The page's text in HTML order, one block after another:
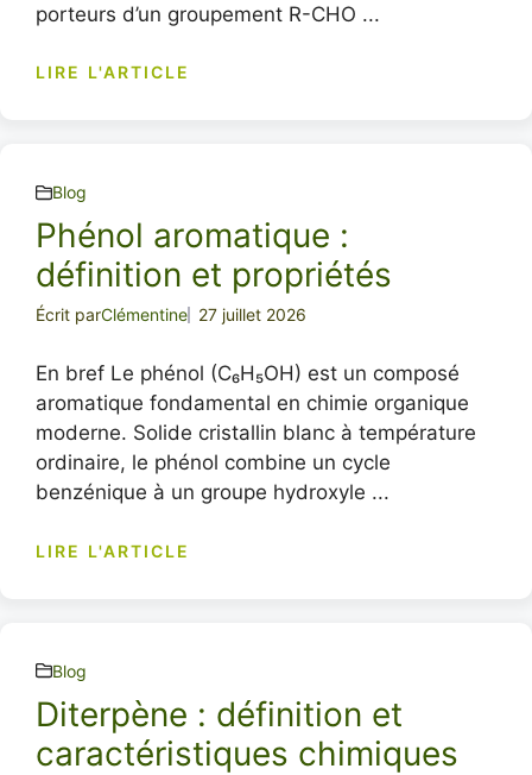
porteurs d’un groupement R-CHO ...
LIRE L'ARTICLE
Blog
Phénol aromatique :
définition et propriétés
Écrit parClémentine 27 juillet 2026
En bref Le phénol (C₆H₅OH) est un composé
aromatique fondamental en chimie organique
moderne. Solide cristallin blanc à température
ordinaire, le phénol combine un cycle
benzénique à un groupe hydroxyle ...
LIRE L'ARTICLE
Blog
Diterpène : définition et
caractéristiques chimiques